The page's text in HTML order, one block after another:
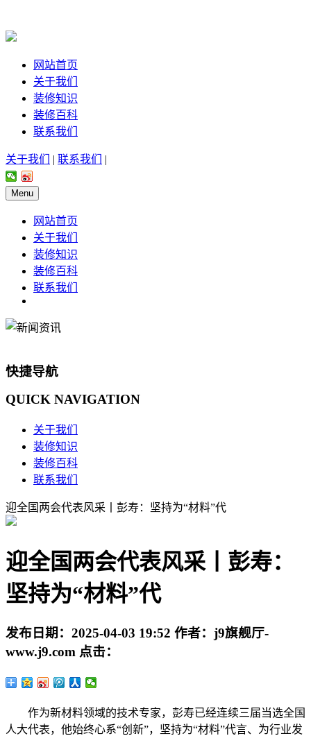
网站首页
关于我们
装修知识
装修百科
联系我们
关于我们 | 联系我们 |
Menu
网站首页
关于我们
装修知识
装修百科
联系我们
快捷导航
QUICK NAVIGATION
关于我们
装修知识
装修百科
联系我们
迎全国两会代表风采丨彭寿：坚持为“材料”代
迎全国两会代表风采丨彭寿：
坚持为“材料”代
发布日期： 2025-04-03 19:52 作者： j9旗舰厅-
www.j9.com 点击：
作为新材料领域的技术专家，彭寿已经连续三届当选全国
人大代表，他始终心系“创新”，坚持为“材料”代言、为行业发